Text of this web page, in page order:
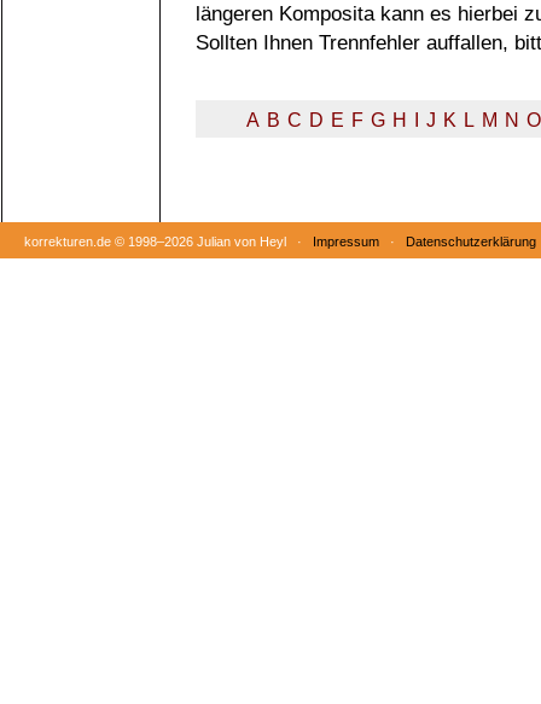
längeren Komposita kann es hierbei
Sollten Ihnen Trennfehler auffallen,
A B C D E F G H J K L M N O
korrekturen.de © 1998–2026 Julian von Heyl · Impressum · Datenschutzerklärung